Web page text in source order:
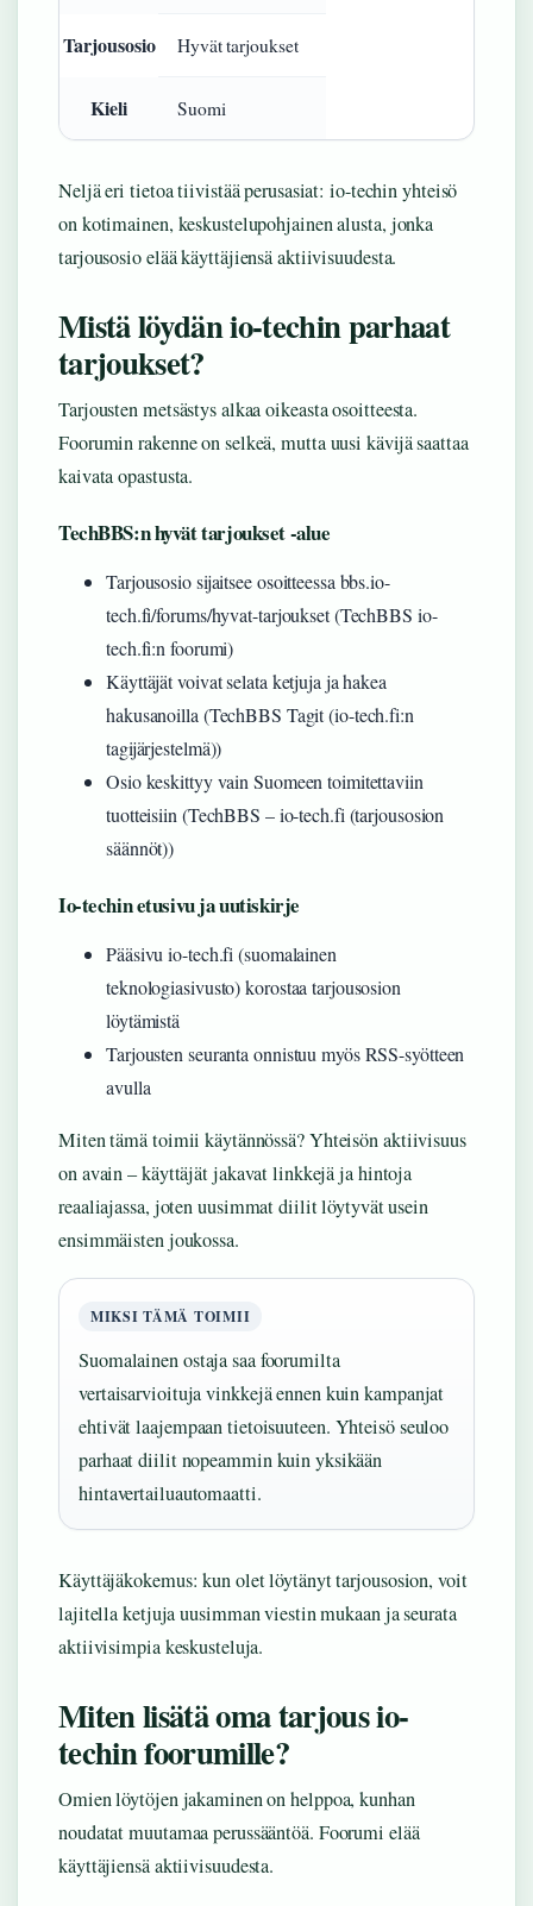
Tarjousosio Hyvät tarjoukset
Kieli Suomi
Neljä eri tietoa tiivistää perusasiat: io-techin yhteisö
on kotimainen, keskustelupohjainen alusta, jonka
tarjousosio elää käyttäjiensä aktiivisuudesta.
Mistä löydän io-techin parhaat
tarjoukset?
Tarjousten metsästys alkaa oikeasta osoitteesta.
Foorumin rakenne on selkeä, mutta uusi kävijä saattaa
kaivata opastusta.
TechBBS:n hyvät tarjoukset -alue
Tarjousosio sijaitsee osoitteessa bbs.io-
tech.fi/forums/hyvat-tarjoukset (TechBBS io-
tech.fi:n foorumi)
Käyttäjät voivat selata ketjuja ja hakea
hakusanoilla (TechBBS Tagit (io-tech.fi:n
tagijärjestelmä))
Osio keskittyy vain Suomeen toimitettaviin
tuotteisiin (TechBBS – io-tech.fi (tarjousosion
säännöt))
Io-techin etusivu ja uutiskirje
Pääsivu io-tech.fi (suomalainen
teknologiasivusto) korostaa tarjousosion
löytämistä
Tarjousten seuranta onnistuu myös RSS-syötteen
avulla
Miten tämä toimii käytännössä? Yhteisön aktiivisuus
on avain – käyttäjät jakavat linkkejä ja hintoja
reaaliajassa, joten uusimmat diilit löytyvät usein
ensimmäisten joukossa.
MIKSI TÄMÄ TOIMII
Suomalainen ostaja saa foorumilta
vertaisarvioituja vinkkejä ennen kuin kampanjat
ehtivät laajempaan tietoisuuteen. Yhteisö seuloo
parhaat diilit nopeammin kuin yksikään
hintavertailuautomaatti.
Käyttäjäkokemus: kun olet löytänyt tarjousosion, voit
lajitella ketjuja uusimman viestin mukaan ja seurata
aktiivisimpia keskusteluja.
Miten lisätä oma tarjous io-
techin foorumille?
Omien löytöjen jakaminen on helppoa, kunhan
noudatat muutamaa perussääntöä. Foorumi elää
käyttäjiensä aktiivisuudesta.